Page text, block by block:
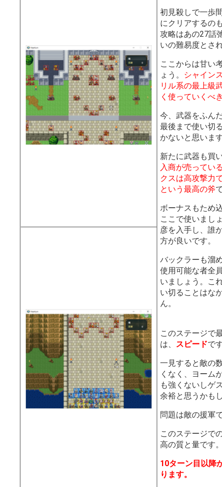
初見殺しで一歩
にクリアするの
攻略はあの27話
いの難易度とさ
ここからは甘い
ょう。
シャイン
リル系の最上級
く使っていくべ
今、武器をふん
最後まで使い切
かないと思いま
新たに武器も買
入商が売ってい
クスは高攻撃力
という最高の斧
ボーナスもため
ここで使いまし
彦を入手し、誰
方が良いです。
バックラーも溜
使用可能な者全
いましょう。こ
い切ることはな
ん。
このステージで
は、 スピードで
一見すると敵の
くなく、ヨーム
も強くないしゲ
余裕と思うかも
問題は敵の援軍
このステージで
高の質と量です
10ターン目以降
ります。